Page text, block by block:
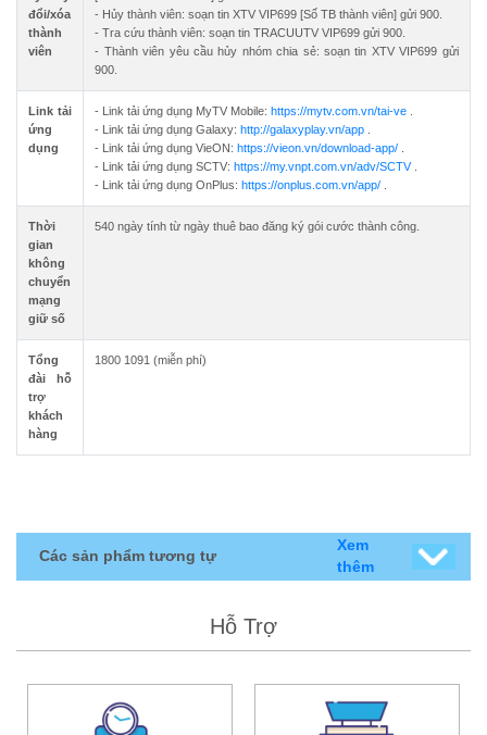
đổi/xóa
thành
viên
- Hủy thành viên: soạn tin XTV VIP699 [Số TB thành viên] gửi 900.
- Tra cứu thành viên: soạn tin TRACUUTV VIP699 gửi 900.
- Thành viên yêu cầu hủy nhóm chia sẻ: soạn tin XTV VIP699 gửi
900.
Link tải
ứng
dụng
- Link tải ứng dụng MyTV Mobile: https://mytv.com.vn/tai-ve .
- Link tải ứng dụng Galaxy: http://galaxyplay.vn/app .
- Link tải ứng dụng VieON: https://vieon.vn/download-app/ .
- Link tải ứng dụng SCTV: https://my.vnpt.com.vn/adv/SCTV .
- Link tải ứng dụng OnPlus: https://onplus.com.vn/app/ .
Thời
gian
không
chuyển
mạng
giữ số
540 ngày tính từ ngày thuê bao đăng ký gói cước thành công.
Tổng
đài hỗ
trợ
khách
hàng
1800 1091 (miễn phí)
Các sản phẩm tương tự
Xem
thêm
Hỗ Trợ